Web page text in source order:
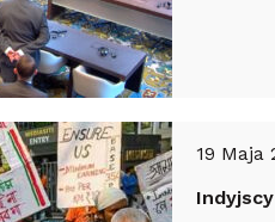
19 Maja